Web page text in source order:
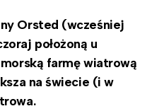
Orsted (wcześniej
położoną u
farmę wiatrową
na świecie (i w